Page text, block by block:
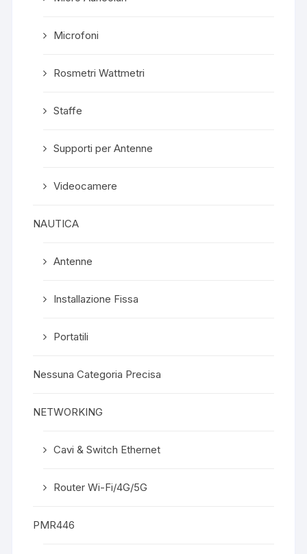
Microfoni
Rosmetri Wattmetri
Staffe
Supporti per Antenne
Videocamere
NAUTICA
Antenne
Installazione Fissa
Portatili
Nessuna Categoria Precisa
NETWORKING
Cavi & Switch Ethernet
Router Wi-Fi/4G/5G
PMR446